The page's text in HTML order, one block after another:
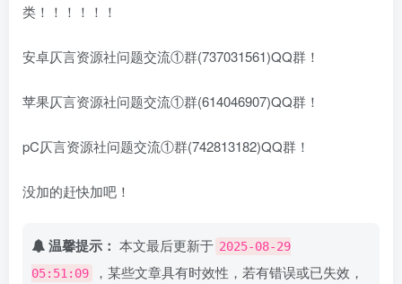
类！！！！！！
安卓仄言资源社问题交流①群(737031561)QQ群！
苹果仄言资源社问题交流①群(614046907)QQ群！
pC仄言资源社问题交流①群(742813182)QQ群！
没加的赶快加吧！
温馨提示： 本文最后更新于 2025-08-29
05:51:09
，某些文章具有时效性，若有错误或已失效，